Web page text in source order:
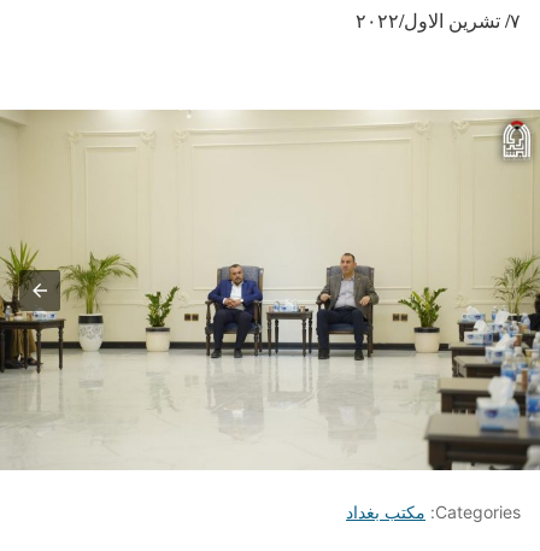
٧/ تشرين الاول/٢٠٢٢
Categories: مكتب بغداد